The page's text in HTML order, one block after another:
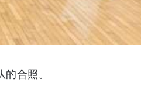
合照。